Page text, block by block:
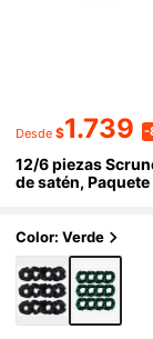
Desde $1.739 -
12/6 piezas
de satén,
el cabello casual
Color: Verde